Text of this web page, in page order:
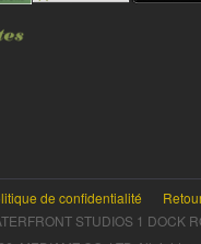
de confidentialité
STUDIOS 1 DOCK